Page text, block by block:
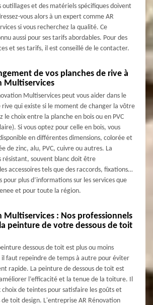
outillages et des matériels spécifiques doivent
vous alors à un expert comme AR
si vous recherchez la qualité. Ce
aussi pour ses tarifs abordables. Pour des
et ses tarifs, il est conseillé de le contacter.
de vos planches de rive à
Multiservices
Multiservices peut vous aider dans le
rive qui existe si le moment de changer la vôtre
le choix entre la planche en bois ou en PVC
Si vous optez pour celle en bois, vous
en différentes dimensions, colorée et
de zinc, alu, PVC, cuivre ou autres. La
résistant, souvent blanc doit être
accessoires tels que des raccords, fixations…
pour plus d’informations sur les services que
et pour toute la région.
Multiservices : Nos professionnels
peinture de votre dessous de toit
dessous de toit est plus ou moins
faut repeindre de temps à autre pour éviter
rapide. La peinture de dessous de toit est
l’efficacité et la tenue de la toiture. Il
de teintes pour satisfaire les goûts et
de toit design. L'entreprise AR Rénovation